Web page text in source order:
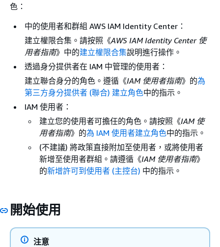
色：
中的使用者和群組 AWS IAM Identity Center：
建立權限合集。請按照《AWS IAM Identity Center 使
用者指南》中的建立權限合集說明進行操作。
透過身分提供者在 IAM 中管理的使用者：
建立聯合身分的角色。遵循《IAM 使用者指南》的為
第三方身分提供者 (聯合) 建立角色中的指示。
IAM 使用者：
建立您的使用者可擔任的角色。請按照《IAM 使
用者指南》的為 IAM 使用者建立角色中的指示。
(不建議) 將政策直接附加至使用者，或將使用者
新增至使用者群組。請遵循《IAM 使用者指南》
的新增許可到使用者 (主控台) 中的指示。
開始使用
注意